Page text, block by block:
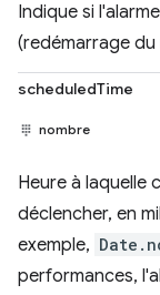
Indique si
(redémarrage du
scheduledTime
nombre
Heure à laquelle
déclencher, en
exemple,
performances,